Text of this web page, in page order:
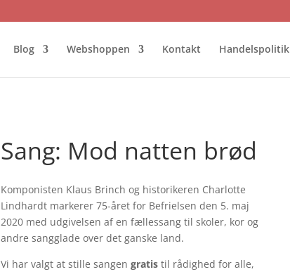
Blog Webshoppen Kontakt Handelspolitik
Sang: Mod natten brød
Komponisten Klaus Brinch og historikeren Charlotte
Lindhardt markerer 75-året for Befrielsen den 5. maj
2020 med udgivelsen af en fællessang til skoler, kor og
andre sangglade over det ganske land.
Vi har valgt at stille sangen gratistil rådighed for alle,